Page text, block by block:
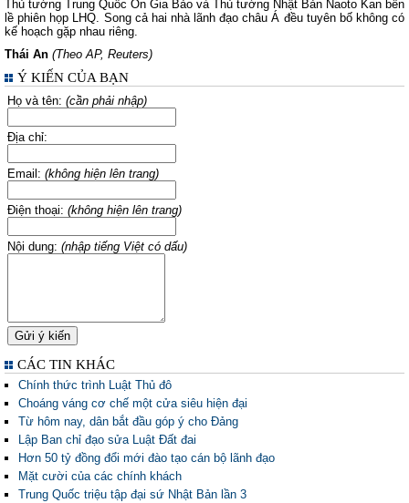
Thủ tướng Trung Quốc Ôn Gia Bảo và Thủ tướng Nhật Bản Naoto Kan bên
lề phiên họp LHQ. Song cả hai nhà lãnh đạo châu Á đều tuyên bố không có
kế hoạch gặp nhau riêng.
Thái An (Theo AP, Reuters)
Ý KIẾN CỦA BẠN
Họ và tên: (cần phải nhập)
Địa chỉ:
Email: (không hiện lên trang)
Điện thoại: (không hiện lên trang)
Nội dung: (nhập tiếng Việt có dấu)
CÁC TIN KHÁC
Chính thức trình Luật Thủ đô
Choáng váng cơ chế một cửa siêu hiện đại
Từ hôm nay, dân bắt đầu góp ý cho Đảng
Lập Ban chỉ đạo sửa Luật Đất đai
Hơn 50 tỷ đồng đổi mới đào tạo cán bộ lãnh đạo
Mặt cười của các chính khách
Trung Quốc triệu tập đại sứ Nhật Bản lần 3